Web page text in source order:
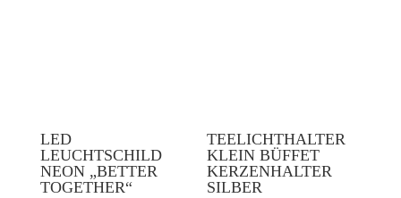
LED
LEUCHTSCHILD
NEON „BETTER
TOGETHER“
TEELICHTHALTER
KLEIN BÜFFET
KERZENHALTER
SILBER